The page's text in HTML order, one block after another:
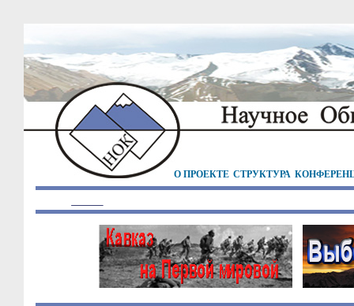
О ПРОЕКТЕ СТРУКТУРА